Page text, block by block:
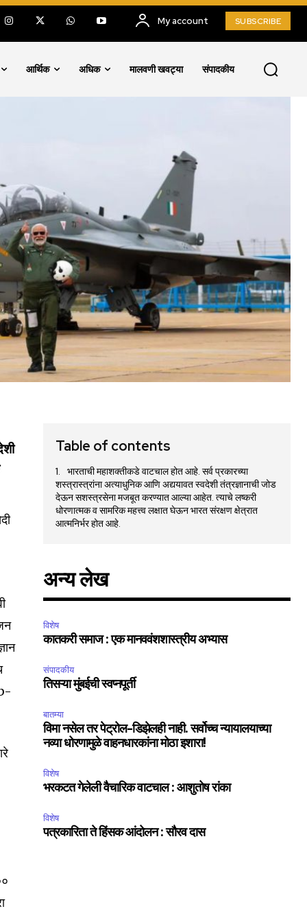
the
My account SUBSCRIBE
आर्थिक अधिक मालवणी खवट्या संपादकीय
Table of contents
भारताची महाशक्तीकडे वाटचाल होत आहे. सर्व प्रकारच्या
शस्त्रास्त्रांना अत्याधुनिक आणि अद्ययावत स्वदेशी तंत्रज्ञानाची जोड
देऊन सशस्त्रसेना मजबूत करण्यात आल्या आहेत. त्याचे लष्करी
धोरणात्मक व सामरिक महत्त्व लक्षात घेऊन भारत संरक्षण क्षेत्रात
आत्मनिर्भर होत आहे.
अन्य लेख
विशेष
कातकरी समाज : एक मानववंशशास्त्रीय अभ्यास
संपादकीय
तिसऱ्या मुंबईची स्वप्नपूर्ती
बातम्या
विमा नसेल तर पेट्रोल-डिझेलही नाही. सर्वोच्च न्यायालयाच्या
नव्या धोरणामुळे वाहनधारकांना मोठा इशारा!
विशेष
भरकटत गेलेली वैचारिक वाटचाल : आशुतोष रांका
विशेष
पत्रकारिता ते हिंसक आंदोलन : सौरव दास